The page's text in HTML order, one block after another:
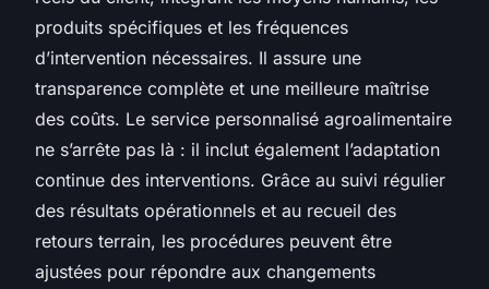
produits spécifiques et les fréquences
d’intervention nécessaires. Il assure une
transparence complète et une meilleure maîtrise
des coûts. Le service personnalisé agroalimentaire
ne s’arrête pas là : il inclut également l’adaptation
continue des interventions. Grâce au suivi régulier
des résultats opérationnels et au recueil des
retours terrain, les procédures peuvent être
ajustées pour répondre aux changements